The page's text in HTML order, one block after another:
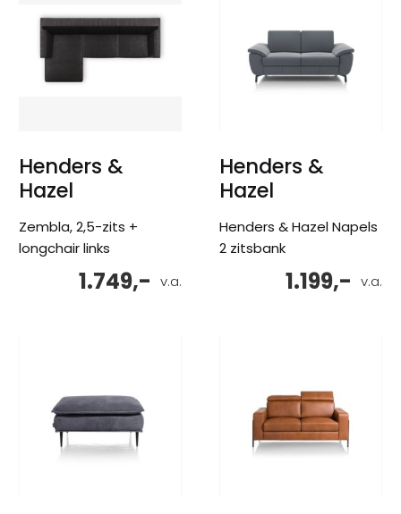
Henders &
Hazel
Zembla, 2,5-zits +
longchair links
v.a.
1.749,-
Henders &
Hazel
Henders & Hazel Napels
2 zitsbank
v.a.
1.199,-